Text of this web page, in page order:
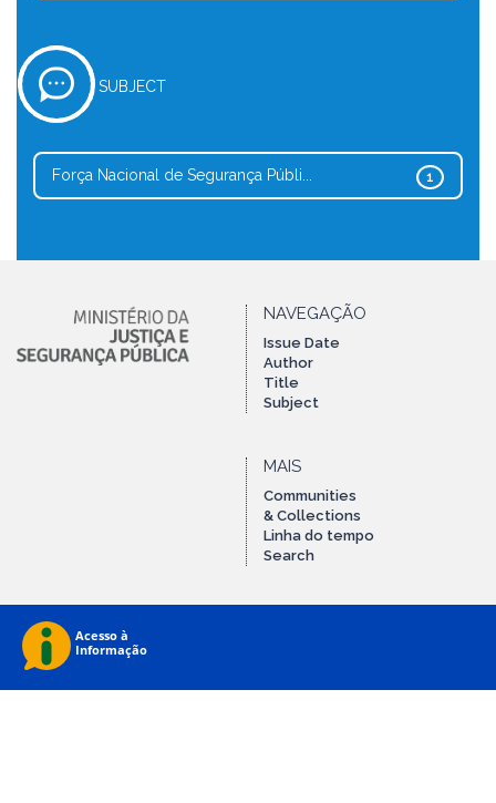
SUBJECT
1
Força Nacional de Segurança Públi...
NAVEGAÇÃO
Issue Date
Author
Title
Subject
MAIS
Communities
& Collections
Linha do tempo
Search